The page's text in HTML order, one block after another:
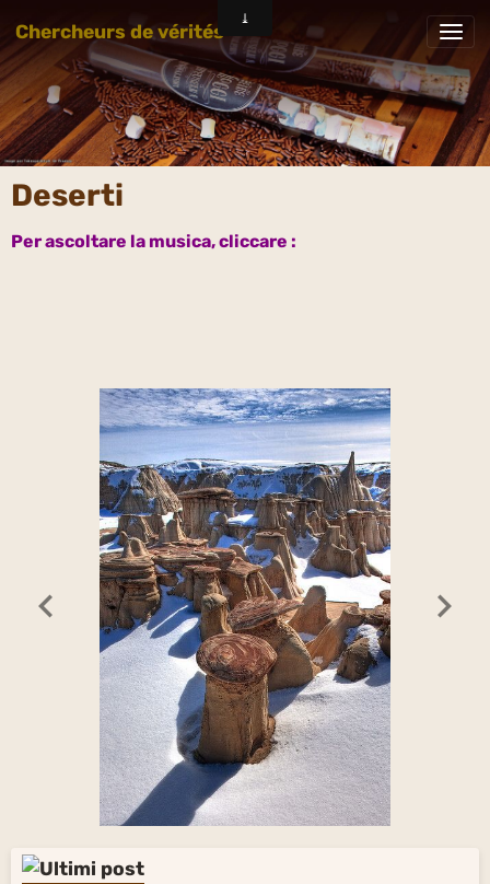
Chercheurs de vérités
Deserti
Per ascoltare la musica, cliccare :